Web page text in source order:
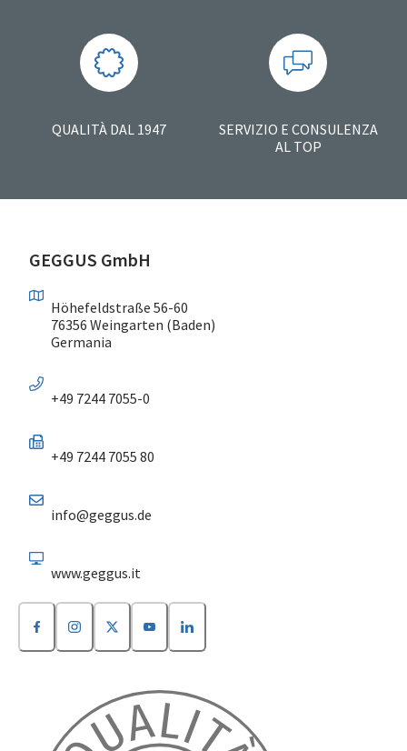
QUALITÀ DAL 1947
SERVIZIO E CONSULENZA
AL TOP
GEGGUS GmbH
Höhefeldstraße 56-60
76356 Weingarten (Baden)
Germania
+49 7244 7055-0
+49 7244 7055 80
info@geggus.de
www.geggus.it